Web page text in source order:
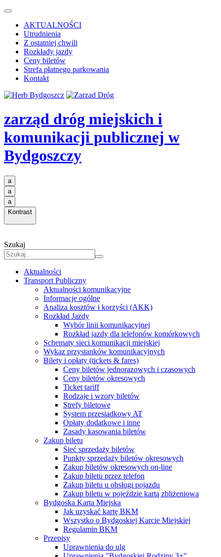
AKTUALNOŚCI
Utrudnienia
Z ostatniej chwili
Rozkłady jazdy
Ceny biletów
Strefa płatnego parkowania
Kontakt
zarząd dróg miejskich i
komunikacji publicznej w
Bydgoszczy
a
a
a
Kontrast
Szukaj
Aktualności
Transport Publiczny
Aktualności komunikacyjne
Informacje ogólne
Analiza kosztów i korzyści (AKK)
Rozkład Jazdy
Wybór linii komunikacyjnej
Rozkład jazdy dla telefonów komórkowych
Schematy sieci komunikacji miejskiej
Wykaz przystanków komunikacyjnych
Bilety i opłaty (tickets & fares)
Ceny biletów jednorazowych i czasowych
Ceny biletów okresowych
Ticket tariff
Rodzaje i wzory biletów
Strefy biletowe
System przesiadkowy AT
Opłaty dodatkowe i inne
Zasady kasowania biletów
Zakup biletu
Sieć sprzedaży biletów
Punkty sprzedaży biletów okresowych
Zakup biletów okresowych on-line
Zakup biletu przez telefon
Zakup biletu u obsługi pojazdu
Zakup biletu w pojeździe kartą zbliżeniową
Bydgoska Karta Miejska
Jak uzyskać kartę BKM
Wszystko o Bydgoskiej Karcie Miejskiej
Regulamin BKM
Przepisy
Uprawnienia do ulg